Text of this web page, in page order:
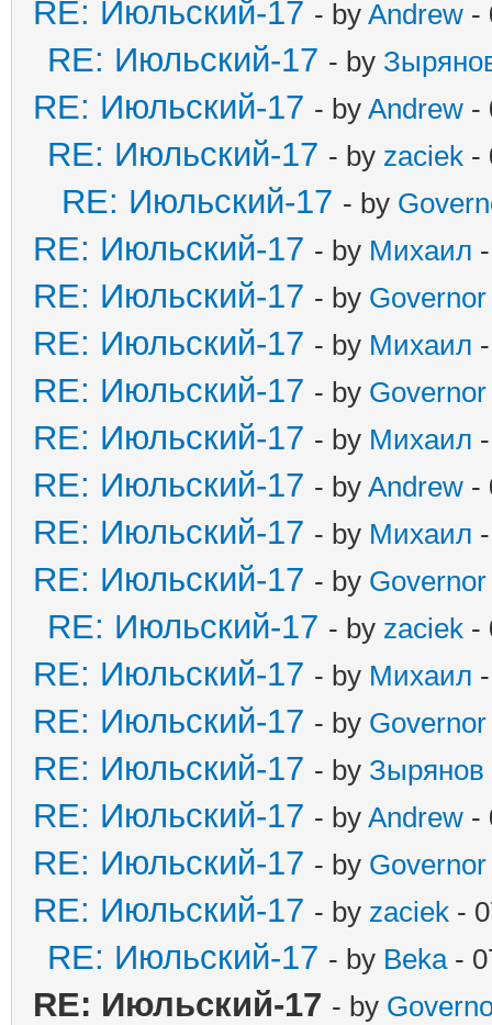
RE: Июльский-17 - by Andrew -
RE: Июльский-17 - by
RE: Июльский-17 - by Andrew -
RE: Июльский-17 - by zaciek -
RE: Июльский-17 - by
RE: Июльский-17 - by Михаил
RE: Июльский-17 - by Governor
RE: Июльский-17 - by Михаил
RE: Июльский-17 - by Governor
RE: Июльский-17 - by Михаил
RE: Июльский-17 - by Andrew -
RE: Июльский-17 - by Михаил
RE: Июльский-17 - by Governor
RE: Июльский-17 - by zaciek -
RE: Июльский-17 - by Михаил
RE: Июльский-17 - by Governor
RE: Июльский-17 - by Зырянов
RE: Июльский-17 - by Andrew -
RE: Июльский-17 - by Governor
RE: Июльский-17 - by zaciek -
RE: Июльский-17 - by Beka-
RE: Июльский-17 - by